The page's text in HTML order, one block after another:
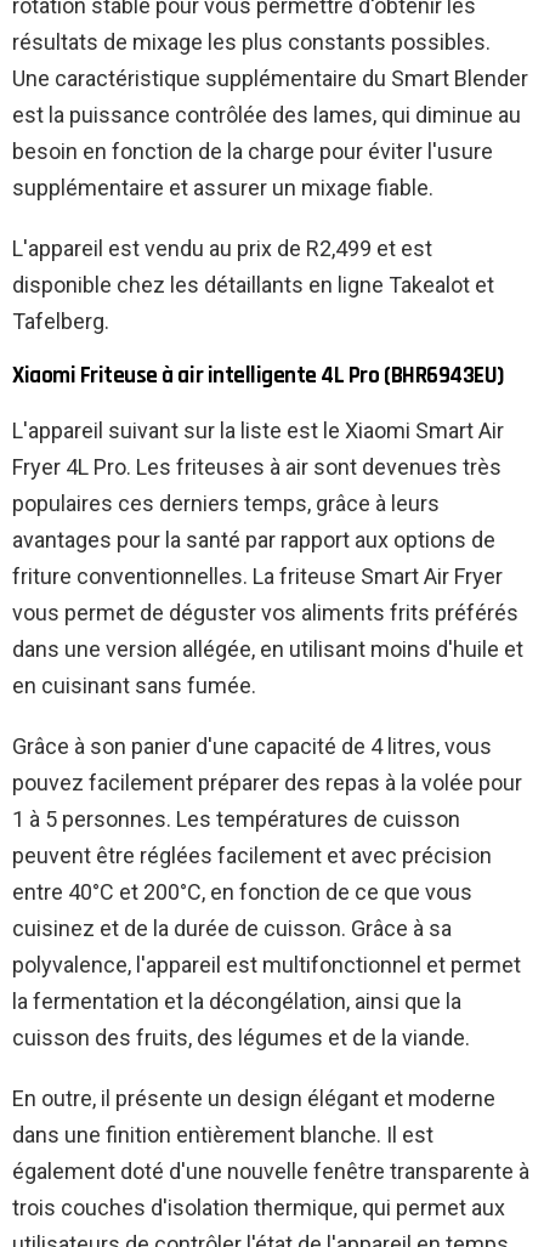
rotation stable pour vous permettre d'obtenir les
résultats de mixage les plus constants possibles.
Une caractéristique supplémentaire du Smart Blender
est la puissance contrôlée des lames, qui diminue au
besoin en fonction de la charge pour éviter l'usure
supplémentaire et assurer un mixage fiable.
L'appareil est vendu au prix de R2,499 et est
disponible chez les détaillants en ligne Takealot et
Tafelberg.
Xiaomi Friteuse à air intelligente 4L Pro (BHR6943EU)
L'appareil suivant sur la liste est le Xiaomi Smart Air
Fryer 4L Pro. Les friteuses à air sont devenues très
populaires ces derniers temps, grâce à leurs
avantages pour la santé par rapport aux options de
friture conventionnelles. La friteuse Smart Air Fryer
vous permet de déguster vos aliments frits préférés
dans une version allégée, en utilisant moins d'huile et
en cuisinant sans fumée.
Grâce à son panier d'une capacité de 4 litres, vous
pouvez facilement préparer des repas à la volée pour
1 à 5 personnes. Les températures de cuisson
peuvent être réglées facilement et avec précision
entre 40°C et 200°C, en fonction de ce que vous
cuisinez et de la durée de cuisson. Grâce à sa
polyvalence, l'appareil est multifonctionnel et permet
la fermentation et la décongélation, ainsi que la
cuisson des fruits, des légumes et de la viande.
En outre, il présente un design élégant et moderne
dans une finition entièrement blanche. Il est
également doté d'une nouvelle fenêtre transparente à
trois couches d'isolation thermique, qui permet aux